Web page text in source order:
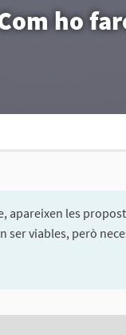
ho
les
viables, però
com a punts al